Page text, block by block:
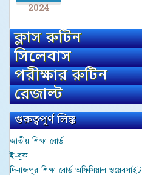
2024
ক্লাস রুটিন
সিলেবাস
পরীক্ষার রুটিন
রেজাল্ট
গুরুত্বপূর্ণ লিঙ্ক
জাতীয় শিক্ষা বোর্ড
ই-বুক
দিনাজপুর শিক্ষা বোর্ড অফিসিয়াল ওয়েবসাইট